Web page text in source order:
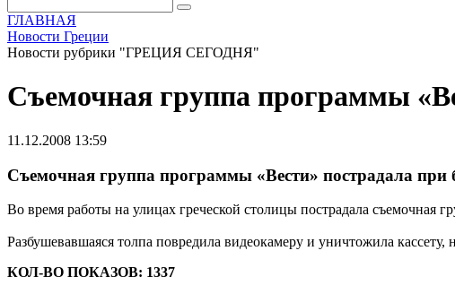
ГЛАВНАЯ
Новости Греции
Новости рубрики "ГРЕЦИЯ СЕГОДНЯ"
Съемочная группа программы
11.12.2008 13:59
Съемочная группа программы «Вести» пострадала при
Во время работы на улицах греческой столицы пострадала съемочная
Разбушевавшаяся толпа повредила видеокамеру и уничтожила
КОЛ-ВО ПОКАЗОВ: 1337